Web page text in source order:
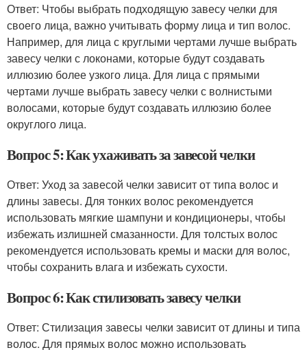
Ответ: Чтобы выбрать подходящую завесу челки для
своего лица, важно учитывать форму лица и тип волос.
Например, для лица с круглыми чертами лучше выбрать
завесу челки с локонами, которые будут создавать
иллюзию более узкого лица. Для лица с прямыми
чертами лучше выбрать завесу челки с волнистыми
волосами, которые будут создавать иллюзию более
округлого лица.
Вопрос 5: Как ухаживать за завесой челки
Ответ: Уход за завесой челки зависит от типа волос и
длины завесы. Для тонких волос рекомендуется
использовать мягкие шампуни и кондиционеры, чтобы
избежать излишней смазанности. Для толстых волос
рекомендуется использовать кремы и маски для волос,
чтобы сохранить влага и избежать сухости.
Вопрос 6: Как стилизовать завесу челки
Ответ: Стилизация завесы челки зависит от длины и типа
волос. Для прямых волос можно использовать